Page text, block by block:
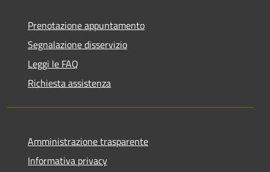
Prenotazione appuntamento
Segnalazione disservizio
Leggi le FAQ
Richiesta assistenza
Amministrazione trasparente
Informativa privacy